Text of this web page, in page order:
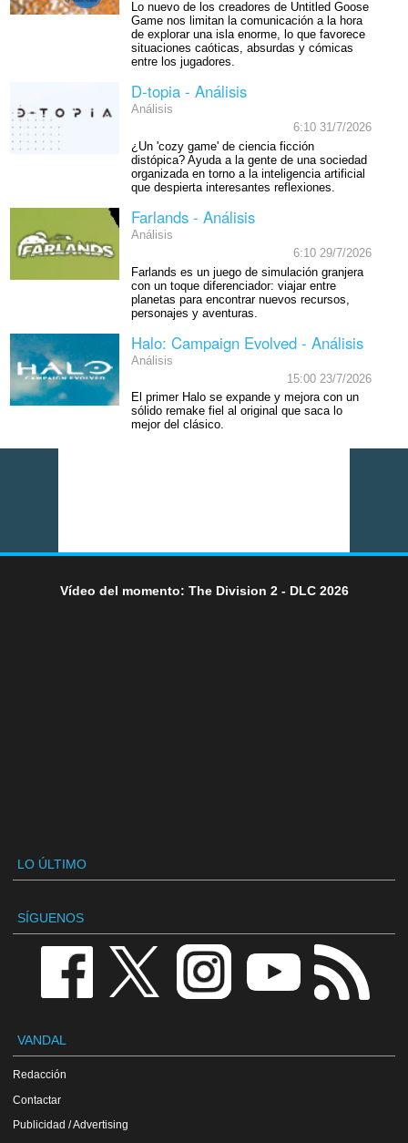
Lo nuevo de los creadores de Untitled Goose
Game nos limitan la comunicación a la hora
de explorar una isla enorme, lo que favorece
situaciones caóticas, absurdas y cómicas
entre los jugadores.
D-topia - Análisis
Análisis
6:10 31/7/2026
¿Un 'cozy game' de ciencia ficción
distópica? Ayuda a la gente de una sociedad
organizada en torno a la inteligencia artificial
que despierta interesantes reflexiones.
Farlands - Análisis
Análisis
6:10 29/7/2026
Farlands es un juego de simulación granjera
con un toque diferenciador: viajar entre
planetas para encontrar nuevos recursos,
personajes y aventuras.
Halo: Campaign Evolved - Análisis
Análisis
15:00 23/7/2026
El primer Halo se expande y mejora con un
sólido remake fiel al original que saca lo
mejor del clásico.
Vídeo del momento: The Division 2 - DLC 2026
LO ÚLTIMO
SÍGUENOS
VANDAL
Redacción
Contactar
Publicidad / Advertising